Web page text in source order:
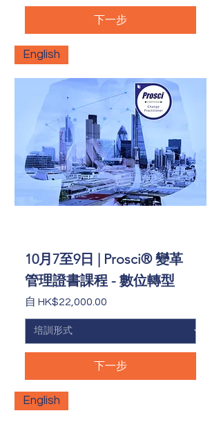
下一步
English
10月7至9日 | Prosci® 變革
管理證書課程 - 數位轉型
自 HK$22,000.00
促銷價格
下一步
English